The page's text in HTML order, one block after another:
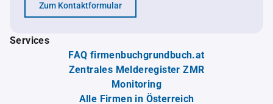
Zum Kontaktformular
Services
FAQ firmenbuchgrundbuch.at
Zentrales Melderegister ZMR
Monitoring
Alle Firmen in Österreich